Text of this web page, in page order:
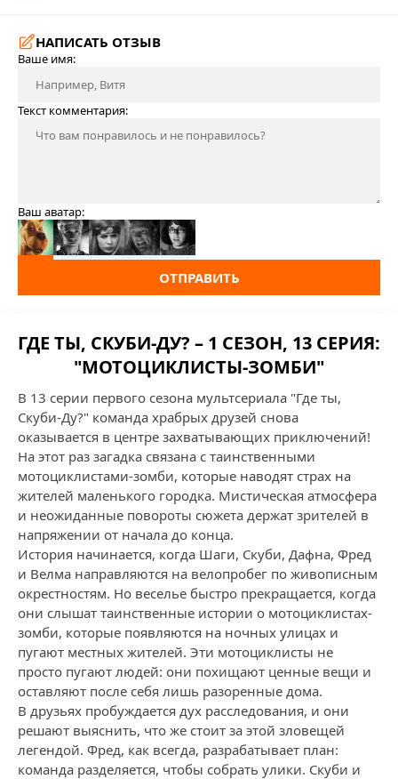
НАПИСАТЬ ОТЗЫВ
Ваше имя:
Текст комментария:
Ваш аватар:
ОТПРАВИТЬ
ГДЕ ТЫ, СКУБИ-ДУ? – 1 СЕЗОН, 13 СЕРИЯ:
"МОТОЦИКЛИСТЫ-ЗОМБИ"
В 13 серии первого сезона мультсериала "Где ты,
Скуби-Ду?" команда храбрых друзей снова
оказывается в центре захватывающих приключений!
На этот раз загадка связана с таинственными
мотоциклистами-зомби, которые наводят страх на
жителей маленького городка. Мистическая атмосфера
и неожиданные повороты сюжета держат зрителей в
напряжении от начала до конца.
История начинается, когда Шаги, Скуби, Дафна, Фред
и Велма направляются на велопробег по живописным
окрестностям. Но веселье быстро прекращается, когда
они слышат таинственные истории о мотоциклистах-
зомби, которые появляются на ночных улицах и
пугают местных жителей. Эти мотоциклисты не
просто пугают людей: они похищают ценные вещи и
оставляют после себя лишь разоренные дома.
В друзьях пробуждается дух расследования, и они
решают выяснить, что же стоит за этой зловещей
легендой. Фред, как всегда, разрабатывает план:
команда разделяется, чтобы собрать улики. Скуби и